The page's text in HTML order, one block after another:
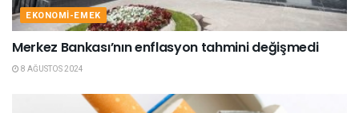
EKONOMI-EMEK
Merkez Bankası’nın enflasyon tahmini değişmedi
8 AĞUSTOS 2024